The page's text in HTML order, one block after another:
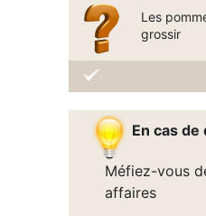
Les
grossir
En cas
Méfiez-vous
affaires